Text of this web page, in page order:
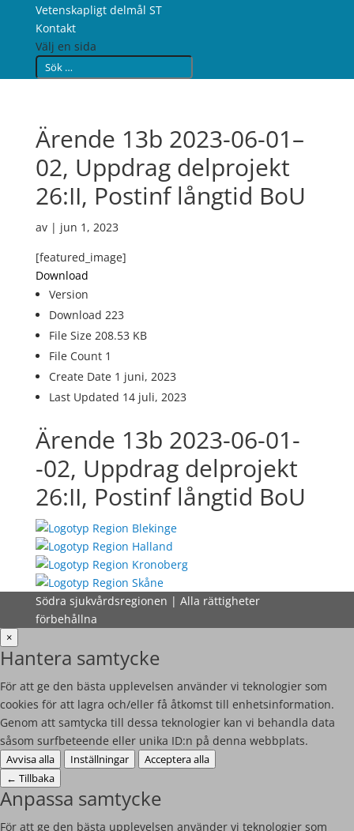
Vetenskapligt delmål ST
Kontakt
Välj en sida
Ärende 13b 2023-06-01–
02, Uppdrag delprojekt
26:II, Postinf långtid BoU
av | jun 1, 2023
[featured_image]
Download
Version
Download 223
File Size 208.53 KB
File Count 1
Create Date 1 juni, 2023
Last Updated 14 juli, 2023
Ärende 13b 2023-06-01-
-02, Uppdrag delprojekt
26:II, Postinf långtid BoU
Södra sjukvårdsregionen | Alla rättigheter
förbehållna
×
Hantera samtycke
För att ge den bästa upplevelsen använder vi teknologier som
cookies för att lagra och/eller få åtkomst till enhetsinformation.
Genom att samtycka till dessa teknologier kan vi behandla data
såsom surfbeteende eller unika ID:n på denna webbplats.
Avvisa alla Inställningar
Acceptera alla
← Tillbaka
Anpassa samtycke
För att ge den bästa upplevelsen använder vi teknologier som